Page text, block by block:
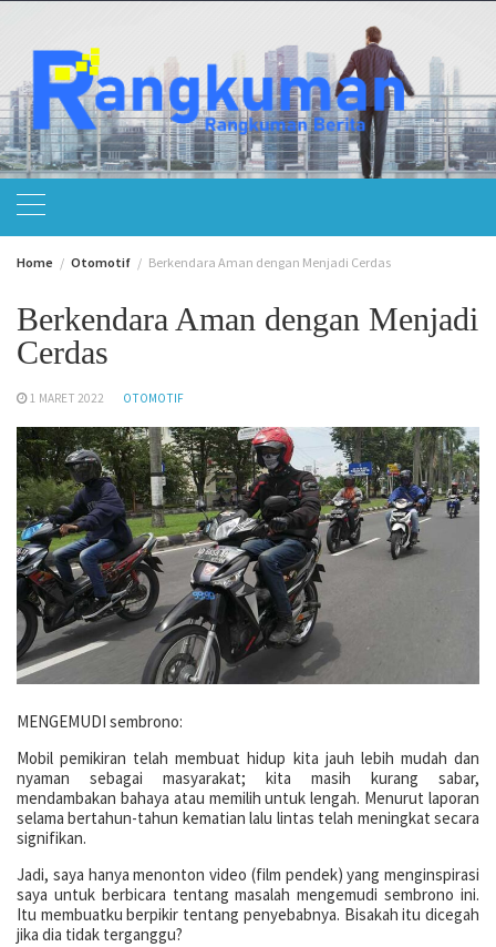
content
Home Otomotif Berkendara Aman dengan Menjadi Cerdas
Berkendara Aman dengan Menjadi
Cerdas
1 MARET 2022 OTOMOTIF
MENGEMUDI sembrono:
Mobil pemikiran telah membuat hidup kita jauh lebih mudah dan
nyaman sebagai masyarakat; kita masih kurang sabar,
mendambakan bahaya atau memilih untuk lengah. Menurut laporan
selama bertahun-tahun kematian lalu lintas telah meningkat secara
signifikan.
Jadi, saya hanya menonton video (film pendek) yang menginspirasi
saya untuk berbicara tentang masalah mengemudi sembrono ini.
Itu membuatku berpikir tentang penyebabnya. Bisakah itu dicegah
jika dia tidak terganggu?